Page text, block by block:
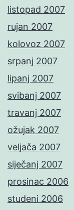
listopad 2007
rujan 2007
kolovoz 2007
srpanj 2007
lipanj 2007
svibanj 2007
travanj 2007
ožujak 2007
veljača 2007
siječanj 2007
prosinac 2006
studeni 2006